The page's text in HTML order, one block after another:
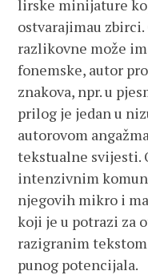
lirske minijature
ostvarajimau
razlikovne može
fonemske, autor
znakova, npr. u
prilog je jedan u
autorovom
tekstualne svijesti.
intenzivnim
njegovih mikro i
koji je u potrazi za
razigranim
punog potencijala.